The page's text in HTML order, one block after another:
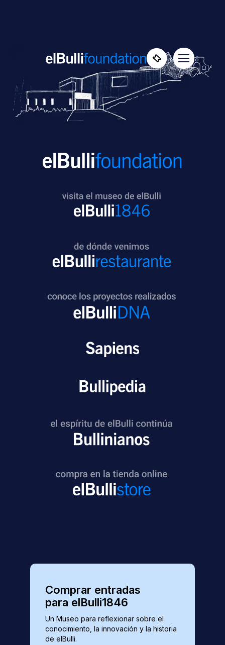
Comprar entradas
para elBulli1846
Un Museo para reflexionar sobre el
conocimiento, la innovación y la historia
de elBulli.